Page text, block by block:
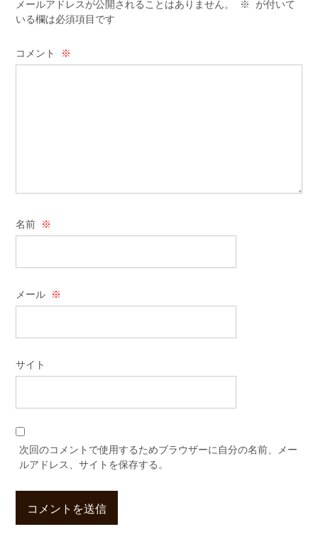
メールアドレスが公開されることはありません。 ※
が付いて
いる欄は必須項目です
コメント ※
名前 ※
メール ※
サイト
次回のコメントで使用するためブラウザーに自分の名前、メー
ルアドレス、サイトを保存する。